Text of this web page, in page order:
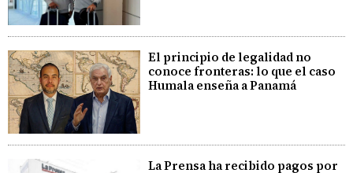
El principio de legalidad no
conoce fronteras: lo que el caso
Humala enseña a Panamá
La Prensa ha recibido pagos por